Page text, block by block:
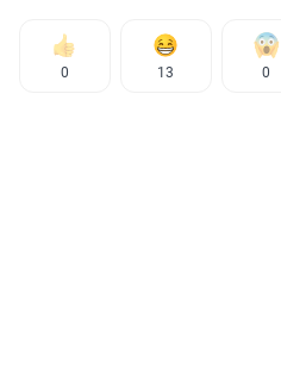
0 13 0